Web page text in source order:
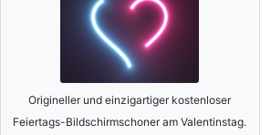
Origineller und einzigartiger kostenloser
Feiertags-Bildschirmschoner am Valentinstag.